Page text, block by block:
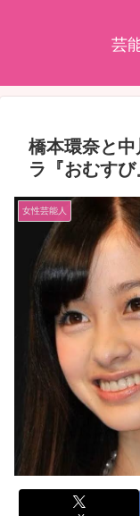
芸
橋本環奈と
ラ『おむす
女性芸能人